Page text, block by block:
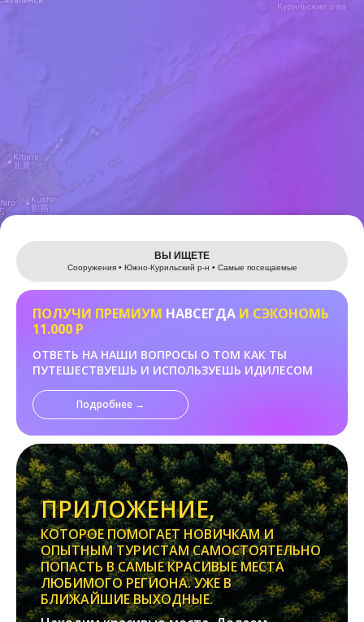
Leaflet
ВЫ ИЩЕТЕ
Сооружения • Южно-Курильский р-н • Самые посещаемые
ПОЛУЧИ ПРЕМИУМ НАВСЕГДА И СЭКОНОМЬ
11.000 Р
ОТВЕТЬ НА НАШИ ВОПРОСЫ О ТОМ КАК ТЫ
ПУТЕШЕСТВУЕШЬ И ИСПОЛЬЗУЕШЬ ИДИЛЕСОМ
Подробнее →
ПРИЛОЖЕНИЕ,
КОТОРОЕ ПОМОГАЕТ НОВИЧКАМ И
ОПЫТНЫМ ТУРИСТАМ САМОСТОЯТЕЛЬНО
ПОПАСТЬ В САМЫЕ КРАСИВЫЕ МЕСТА
ЛЮБИМОГО РЕГИОНА. УЖЕ В
БЛИЖАЙШИЕ ВЫХОДНЫЕ.